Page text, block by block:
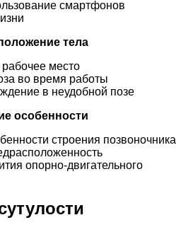
смартфонов
тела
место
во время работы
в неудобной позе
особенности
строения позвоночника
опорно-двигательного